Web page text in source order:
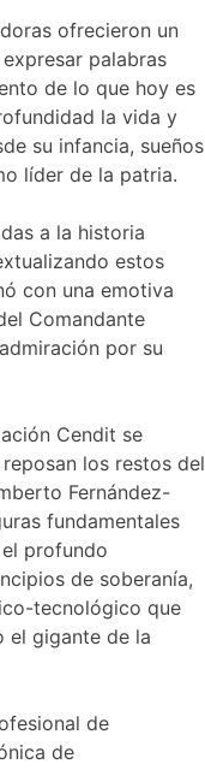
ofrecieron un
palabras
de lo que hoy es
la vida y
su infancia, sueños
líder de la patria.
a la historia
estos
con una emotiva
Comandante
por su
Cendit se
los restos del
Fernández-
fundamentales
profundo
de soberanía,
tecnológico que
el gigante de la
de
de